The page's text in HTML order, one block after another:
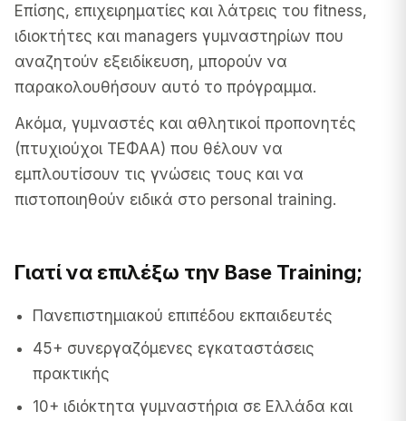
Επίσης, επιχειρηματίες και λάτρεις του fitness,
ιδιοκτήτες και managers γυμναστηρίων που
αναζητούν εξειδίκευση, μπορούν να
παρακολουθήσουν αυτό το πρόγραμμα.
Ακόμα, γυμναστές και αθλητικοί προπονητές
(πτυχιούχοι ΤΕΦΑΑ) που θέλουν να
εμπλουτίσουν τις γνώσεις τους και να
πιστοποιηθούν ειδικά στο personal training.
Γιατί να επιλέξω την Base Training;
Πανεπιστημιακού επιπέδου εκπαιδευτές
45+ συνεργαζόμενες εγκαταστάσεις
πρακτικής
10+ ιδιόκτητα γυμναστήρια σε Ελλάδα και